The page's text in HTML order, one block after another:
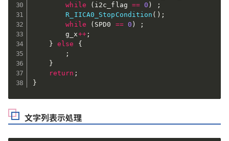
while
( i2c_flag == 0 )
;
R_IICA0_StopCondition ( ) ;
while
( SPD0 == 0 )
;
        g_x
++;
}
else
{
;
}
return ;
}
文字列表示処理